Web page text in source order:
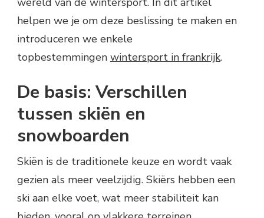
helpen we je om deze beslissing te maken en
introduceren we enkele
topbestemmingen wintersport in frankrijk.
De basis: Verschillen
tussen skiën en
snowboarden
Skiën is de traditionele keuze en wordt vaak
gezien als meer veelzijdig. Skiërs hebben een
ski aan elke voet, wat meer stabiliteit kan